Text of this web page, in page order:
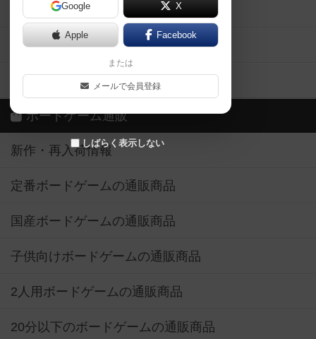
Google X
Apple Facebook
または
メールで会員登録
しばらく表示しない
ボドとも・会員一覧
ボードゲーム業界コラム
ボドゲーマご利用案内
ボードゲーム通販
新作・再入荷情報
定番ボードゲームの通販商品
国産ボードゲームの通販商品
子供向けボードゲームの通販商品
2人用ボードゲームの通販商品
20分以下のボードゲームの通販商品